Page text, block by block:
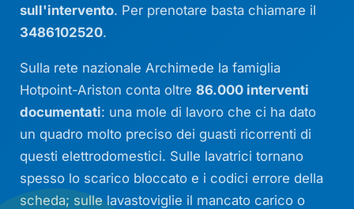
sull'intervento. Per prenotare basta chiamare il
3486102520.
Sulla rete nazionale Archimede la famiglia
Hotpoint-Ariston conta oltre86.000 interventi
documentati: una mole di lavoro che ci ha dato
un quadro molto preciso dei guasti ricorrenti di
questi elettrodomestici. Sulle lavatrici tornano
spesso lo scarico bloccato e i codici errore della
scheda; sulle lavastoviglie il mancato carico o